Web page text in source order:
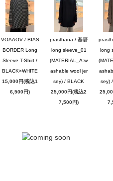
VOAAOV / BIAS
BORDER Long
Sleeve T-Shirt /
BLACK×WHITE
15,000円(税込1
6,500円)
prasthana / 基層
long sleeve_01
(MATERIAL_A:w
ashable wool jer
sey) / BLACK
25,000円(税込2
7,500円)
long
sey)